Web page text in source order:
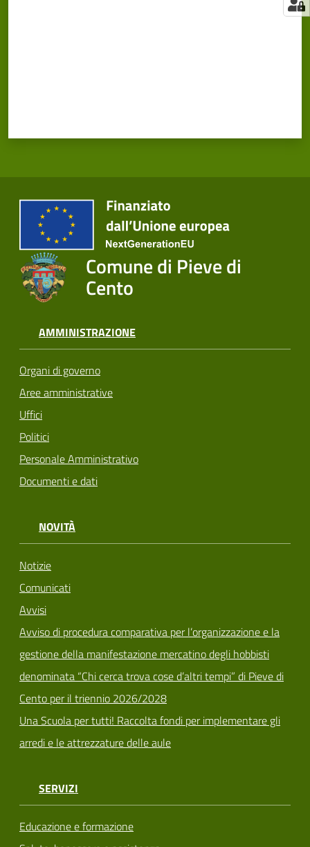
Comune di Pieve di
Cento
AMMINISTRAZIONE
Organi di governo
Aree amministrative
Uffici
Politici
Personale Amministrativo
Documenti e dati
NOVITÀ
Notizie
Comunicati
Avvisi
Avviso di procedura comparativa per l’organizzazione e la
gestione della manifestazione mercatino degli hobbisti
denominata “Chi cerca trova cose d’altri tempi” di Pieve di
Cento per il triennio 2026/2028
Una Scuola per tutti! Raccolta fondi per implementare gli
arredi e le attrezzature delle aule
SERVIZI
Educazione e formazione